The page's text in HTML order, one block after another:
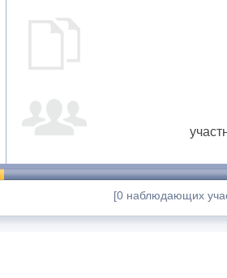
[0 наблюдающих